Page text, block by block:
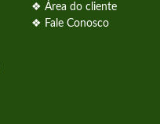
❖ Área do cliente
❖ Fale Conosco